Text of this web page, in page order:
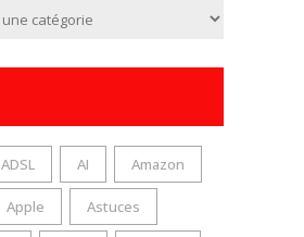
ADSL AI Amazon
Apple Astuces